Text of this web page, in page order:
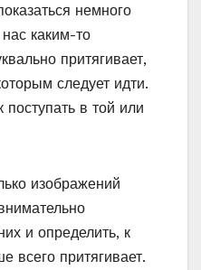
немного
каким-то
притягивает,
следует идти.
поступать в той или
изображений
и определить, к
всего притягивает.